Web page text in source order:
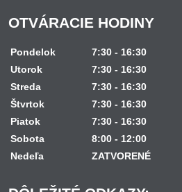
OTVÁRACIE HODINY
Pondelok
7:30 - 16:30
Utorok
7:30 - 16:30
Streda
7:30 - 16:30
Štvrtok
7:30 - 16:30
Piatok
7:30 - 16:30
Sobota
8:00 - 12:00
Nedeľa
ZATVORENÉ